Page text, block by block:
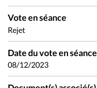
Vote en séance
Rejet
Date du vote en séance
08/12/2023